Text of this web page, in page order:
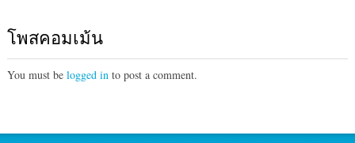
โพสคอมเม้น
You must be logged into post a comment.